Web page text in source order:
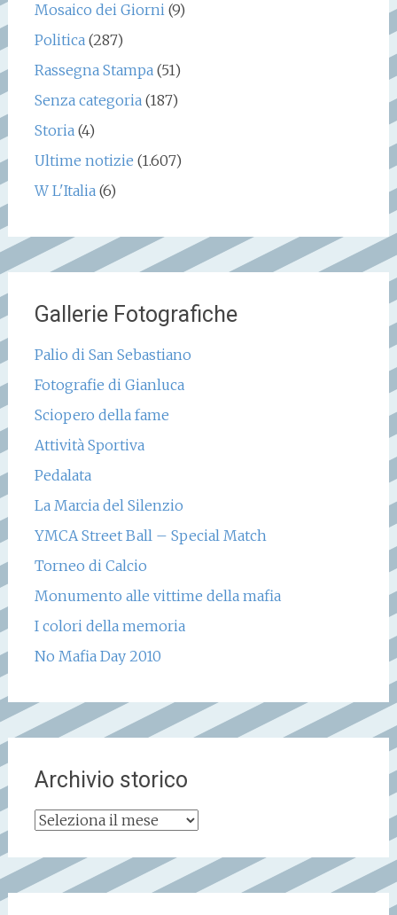
Mosaico dei Giorni(9)
Politica(287)
Rassegna Stampa(51)
Senza categoria(187)
Storia(4)
Ultime notizie (1.607)
W L'Italia(6)
Gallerie Fotografiche
Palio di San Sebastiano
Fotografie di Gianluca
Sciopero della fame
Attività Sportiva
Pedalata
La Marcia del Silenzio
YMCA Street Ball – Special Match
Torneo di Calcio
Monumento alle vittime della mafia
I colori della memoria
No Mafia Day 2010
Archivio storico
Archivio